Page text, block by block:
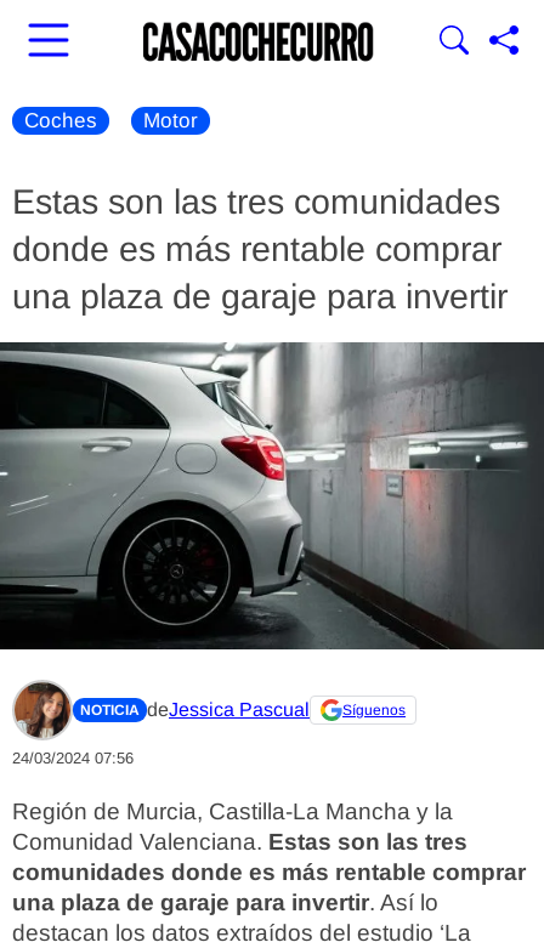
Coches Motor
Estas son las tres comunidades
donde es más rentable comprar
una plaza de garaje para invertir
NOTICIA deJessica Pascual Síguenos
24/03/2024 07:56
Región de Murcia, Castilla-La Mancha y la
Comunidad Valenciana. Estas son las tres
comunidades donde es más rentable comprar
una plaza de garaje para invertir. Así lo
destacan los datos extraídos del estudio ‘La